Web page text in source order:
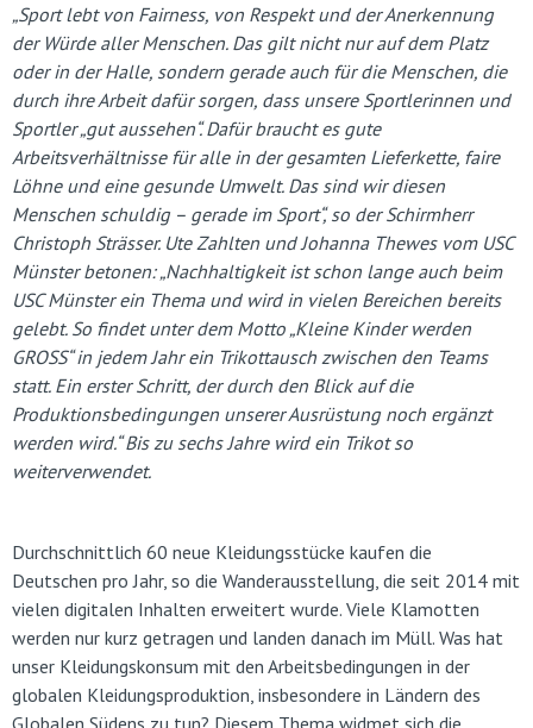
„Sport lebt von Fairness, von Respekt und der Anerkennung
der Würde aller Menschen. Das gilt nicht nur auf dem Platz
oder in der Halle, sondern gerade auch für die Menschen, die
durch ihre Arbeit dafür sorgen, dass unsere Sportlerinnen und
Sportler „gut aussehen“. Dafür braucht es gute
Arbeitsverhältnisse für alle in der gesamten Lieferkette, faire
Löhne und eine gesunde Umwelt. Das sind wir diesen
Menschen schuldig – gerade im Sport“, so der Schirmherr
Christoph Strässer. Ute Zahlten und Johanna Thewes vom USC
Münster betonen: „Nachhaltigkeit ist schon lange auch beim
USC Münster ein Thema und wird in vielen Bereichen bereits
gelebt. So findet unter dem Motto „Kleine Kinder werden
GROSS“ in jedem Jahr ein Trikottausch zwischen den Teams
statt. Ein erster Schritt, der durch den Blick auf die
Produktionsbedingungen unserer Ausrüstung noch ergänzt
werden wird.“ Bis zu sechs Jahre wird ein Trikot so
weiterverwendet.
Durchschnittlich 60 neue Kleidungsstücke kaufen die
Deutschen pro Jahr, so die Wanderausstellung, die seit 2014 mit
vielen digitalen Inhalten erweitert wurde. Viele Klamotten
werden nur kurz getragen und landen danach im Müll. Was hat
unser Kleidungskonsum mit den Arbeitsbedingungen in der
globalen Kleidungsproduktion, insbesondere in Ländern des
Globalen Südens zu tun? Diesem Thema widmet sich die